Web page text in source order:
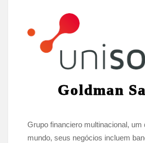
Goldman
Grupo financiero multinacional, um
mundo, seus negócios incluem